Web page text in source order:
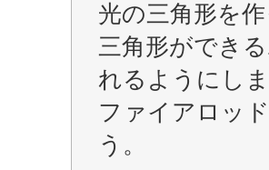
光の三角形を
三角形ができ
れるようにし
ファイアロッ
う。